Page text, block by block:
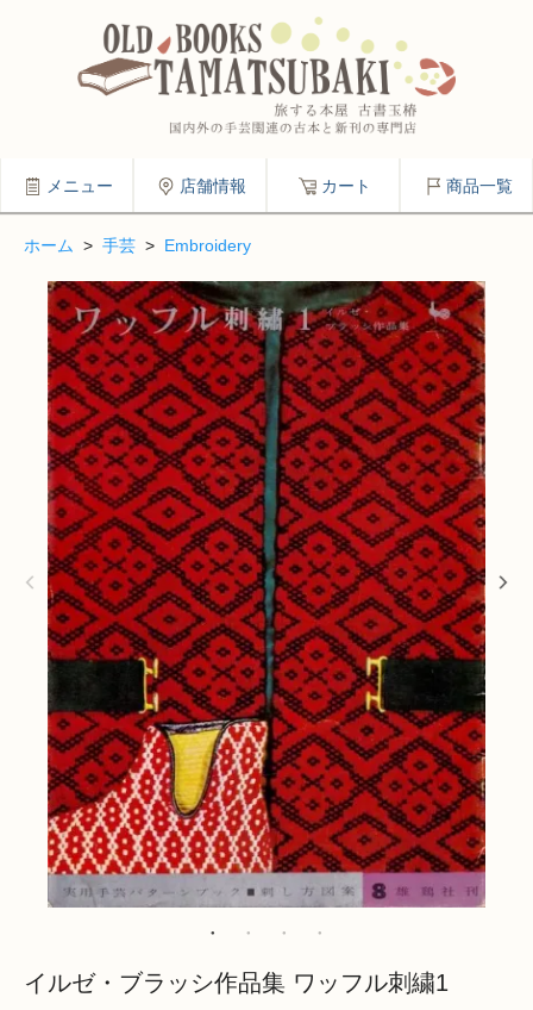
メニュー 店舗情報 カート 商品一覧
ホーム > 手芸 > Embroidery
イルゼ・ブラッシ作品集 ワッフル刺繍1